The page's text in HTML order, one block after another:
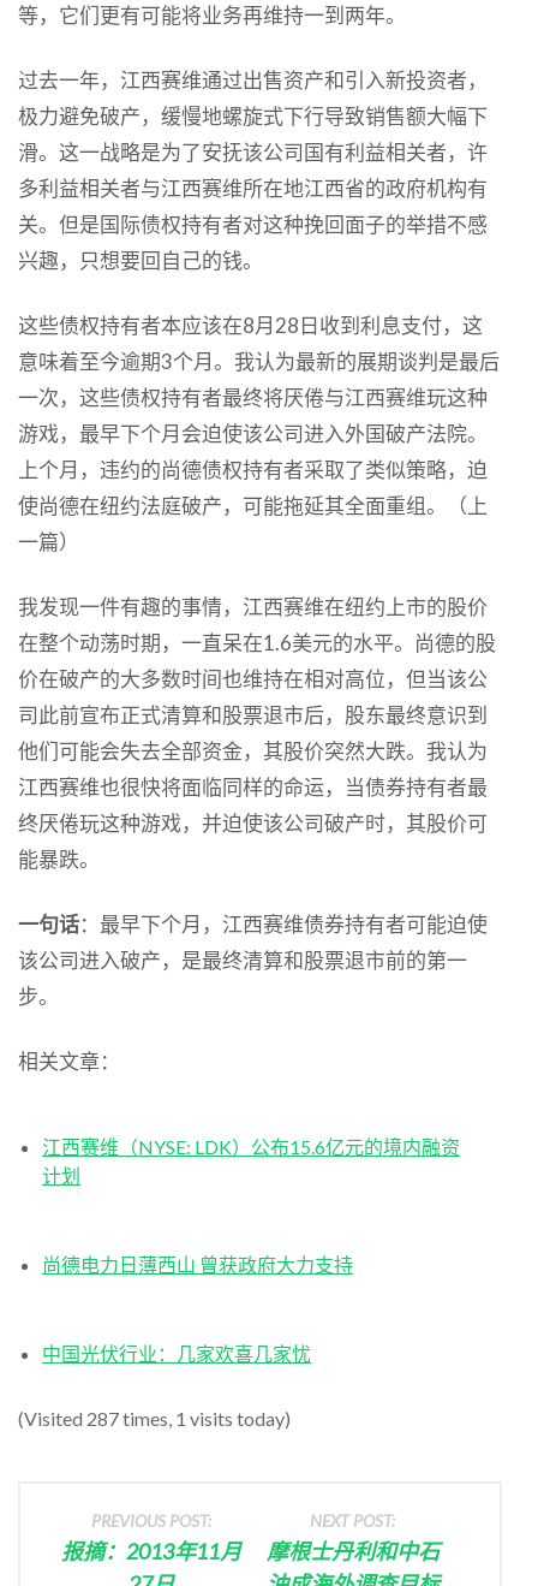
等，它们更有可能将业务再维持一到两年。
过去一年，江西赛维通过出售资产和引入新投资者，
极力避免破产，缓慢地螺旋式下行导致销售额大幅下
滑。这一战略是为了安抚该公司国有利益相关者，许
多利益相关者与江西赛维所在地江西省的政府机构有
关。但是国际债权持有者对这种挽回面子的举措不感
兴趣，只想要回自己的钱。
这些债权持有者本应该在8月28日收到利息支付，这
意味着至今逾期3个月。我认为最新的展期谈判是最后
一次，这些债权持有者最终将厌倦与江西赛维玩这种
游戏，最早下个月会迫使该公司进入外国破产法院。
上个月，违约的尚德债权持有者采取了类似策略，迫
使尚德在纽约法庭破产，可能拖延其全面重组。（上
一篇）
我发现一件有趣的事情，江西赛维在纽约上市的股价
在整个动荡时期，一直呆在1.6美元的水平。尚德的股
价在破产的大多数时间也维持在相对高位，但当该公
司此前宣布正式清算和股票退市后，股东最终意识到
他们可能会失去全部资金，其股价突然大跌。我认为
江西赛维也很快将面临同样的命运，当债券持有者最
终厌倦玩这种游戏，并迫使该公司破产时，其股价可
能暴跌。
一句话：最早下个月，江西赛维债券持有者可能迫使
该公司进入破产，是最终清算和股票退市前的第一
步。
相关文章：
江西赛维（NYSE: LDK）公布15.6亿元的境内融资
计划
尚德电力日薄西山 曾获政府大力支持
中国光伏行业：几家欢喜几家忧
(Visited 287 times, 1 visits today)
PREVIOUS POST:
报摘：2013年11月
NEXT POST:
摩根士丹利和中石